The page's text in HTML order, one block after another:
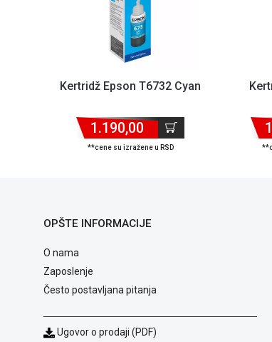
Kertridž Epson T6732 Cyan
1.190,00
**cene su izražene u RSD
OPŠTE INFORMACIJE
O nama
Zaposlenje
Često postavljana pitanja
Ugovor o prodaji (PDF)